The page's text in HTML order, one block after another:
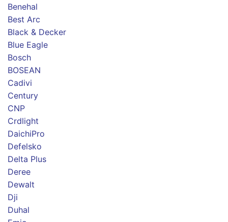
Benehal
Best Arc
Black & Decker
Blue Eagle
Bosch
BOSEAN
Cadivi
Century
CNP
Crdlight
DaichiPro
Defelsko
Delta Plus
Deree
Dewalt
Dji
Duhal